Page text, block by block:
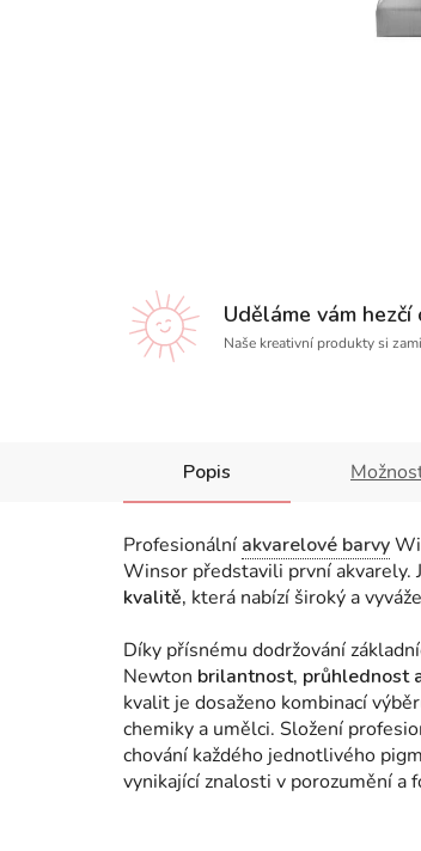
Uděláme vám hezčí
Naše kreativní produkty si
Popis
Profesionální akvarelové barvy
Winsor představili první akvarely.
kvalitě, která nabízí široký a
Díky přísnému dodržování
Newton brilantnost, průhlednost
kvalit je dosaženo kombinací
chemiky a umělci. Složení
chování každého jednotlivého
vynikající znalosti v porozumění a